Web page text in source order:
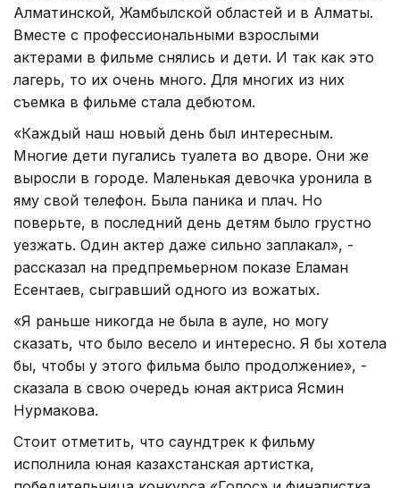
Алматинской, Жамбылской областей и в Алматы.
Вместе с профессиональными взрослыми
актерами в фильме снялись и дети. И так как это
лагерь, то их очень много. Для многих из них
съемка в фильме стала дебютом.
«Каждый наш новый день был интересным.
Многие дети пугались туалета во дворе. Они же
выросли в городе. Маленькая девочка уронила в
яму свой телефон. Была паника и плач. Но
поверьте, в последний день детям было грустно
уезжать. Один актер даже сильно заплакал», -
рассказал на предпремьерном показе Еламан
Есентаев, сыгравший одного из вожатых.
«Я раньше никогда не была в ауле, но могу
сказать, что было весело и интересно. Я бы хотела
бы, чтобы у этого фильма было продолжение», -
сказала в свою очередь юная актриса Ясмин
Нурмакова.
Стоит отметить, что саундтрек к фильму
исполнила юная казахстанская артистка,